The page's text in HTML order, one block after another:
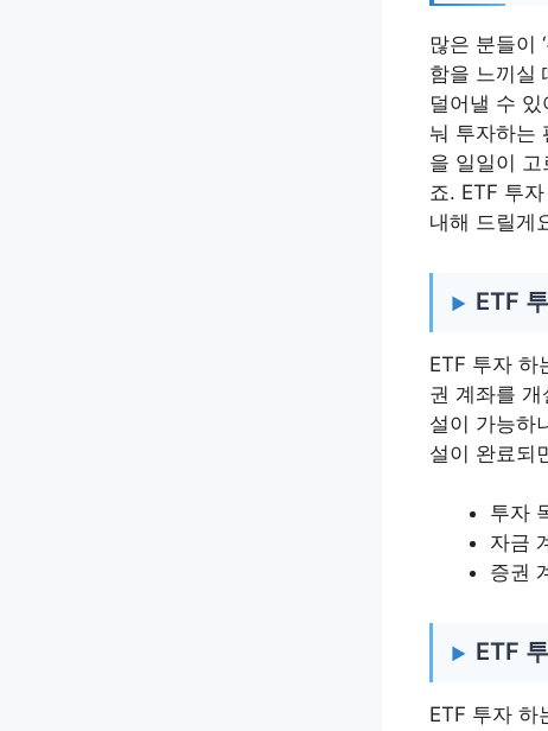
많은 분들이
함을 느끼실
덜어낼 수 있
눠 투자하는
을 일일이
죠. ETF 투
내해 드릴게
ETF
ETF 투자 하
권 계좌를
설이 가능하
설이 완료되
투자
자금
증권
ETF
ETF 투자 하